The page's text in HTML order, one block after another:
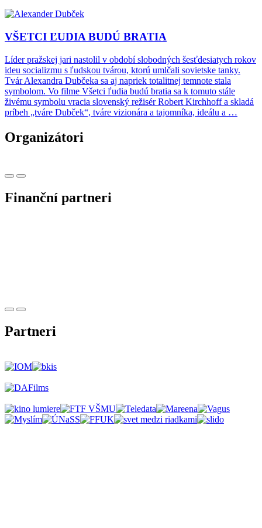
VŠETCI ĽUDIA BUDÚ BRATIA
Líder pražskej jari nastolil v období slobodných šesťdesiatych rokov
ideu socializmu s ľudskou tvárou, ktorú umlčali sovietske tanky.
Tvár Alexandra Dubčeka sa aj napriek totalitnej temnote stala
symbolom. Vo filme Všetci ľudia budú bratia sa k tomuto stále
živému symbolu vracia slovenský režisér Robert Kirchhoff a skladá
príbeh „tváre Dubček“, tváre vizionára a tajomníka, ideálu a …
Organizátori
Finanční partneri
Partneri